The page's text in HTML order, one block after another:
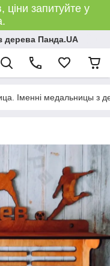
ціни запитуйте у
дерева Панда.UA
Іменні медальницы з